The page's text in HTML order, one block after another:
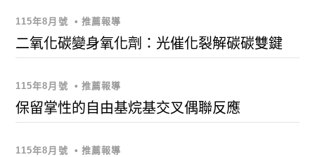
115年8月號 • 推薦報導
二氧化碳變身氧化劑：光催化裂解碳碳雙鍵
115年8月號 • 推薦報導
保留掌性的自由基烷基交叉偶聯反應
115年8月號 • 推薦報導